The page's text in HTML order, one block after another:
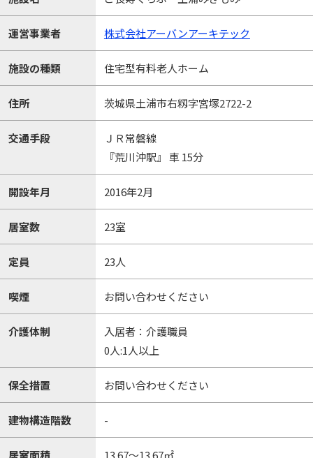
運営事業者 株式会社アーバンアーキテック
施設の種類 住宅型有料老人ホーム
住所 茨城県土浦市右籾字宮塚2722-2
交通手段
ＪＲ常磐線
『荒川沖駅』 車 15分
開設年月 2016年2月
居室数 23室
定員 23人
喫煙 お問い合わせください
介護体制
入居者：介護職員
0人:1人以上
保全措置 お問い合わせください
建物構造階数 -
居室面積 13.67～13.67㎡